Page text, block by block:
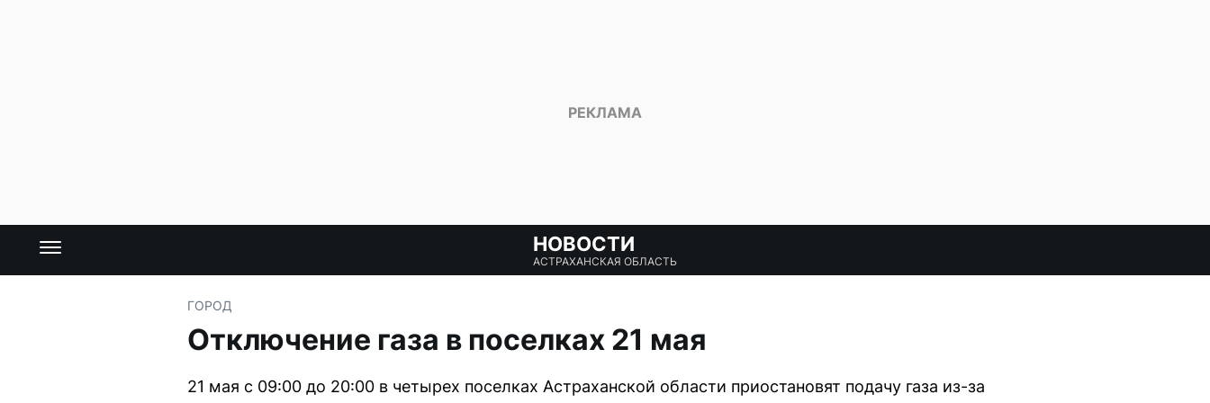
НОВОСТИ
АСТРАХАНСКАЯ ОБЛАСТЬ
ГОРОД
Отключение газа в поселках 21 мая
21 мая с 09:00 до 20:00 в четырех поселках Астраханской области приостановят подачу газа из-за